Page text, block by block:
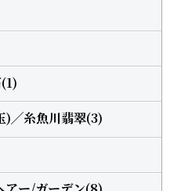
)╱糸魚川翡翠(3)